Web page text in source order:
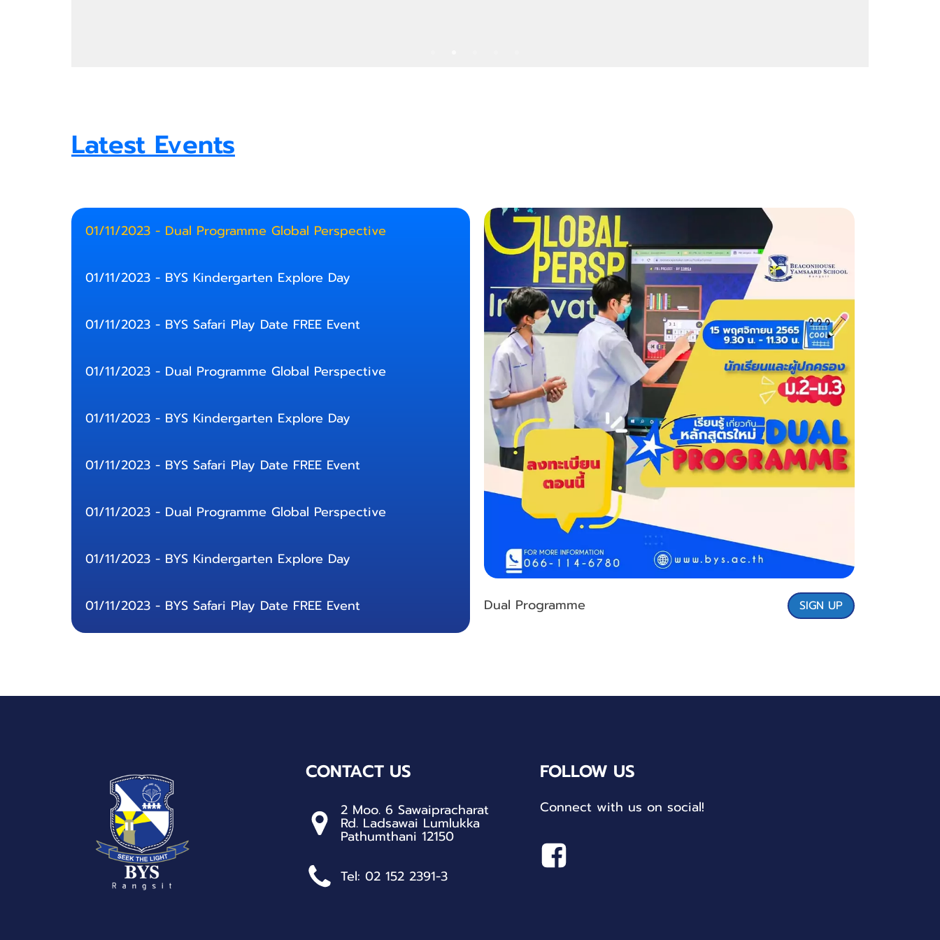
Latest Events
01/11/2023 - Dual Programme Global Perspective
01/11/2023 - BYS Kindergarten Explore Day
01/11/2023 - BYS Safari Play Date FREE Event
01/11/2023 - Dual Programme Global Perspective
01/11/2023 - BYS Kindergarten Explore Day
01/11/2023 - BYS Safari Play Date FREE Event
01/11/2023 - Dual Programme Global Perspective
01/11/2023 - BYS Kindergarten Explore Day
01/11/2023 - BYS Safari Play Date FREE Event Dual Programme SIGN UP
CONTACT US
2 Moo. 6 Sawaipracharat
Rd. Ladsawai Lumlukka
Pathumthani 12150
Tel: 02 152 2391-3
FOLLOW US
Connect with us on social!